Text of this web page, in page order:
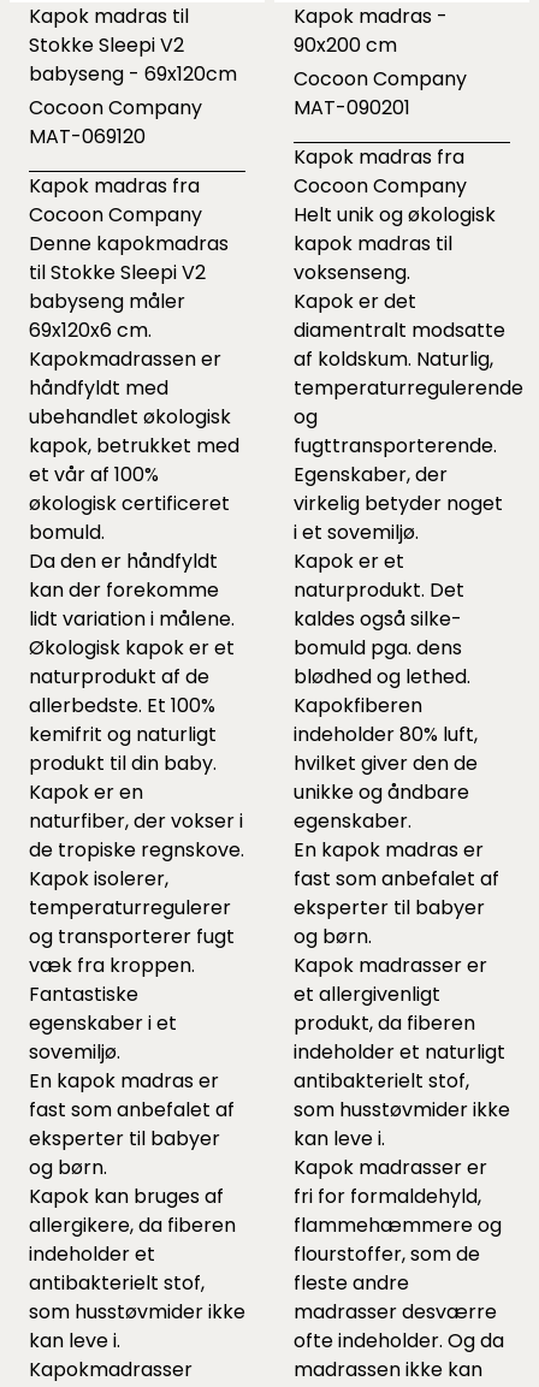
Kapok madras til
Stokke Sleepi V2
babyseng - 69x120cm
Cocoon Company
MAT-069120
Kapok madras fra
Cocoon Company
Denne kapokmadras
til Stokke Sleepi V2
babyseng måler
69x120x6 cm.
Kapokmadrassen er
håndfyldt med
ubehandlet økologisk
kapok, betrukket med
et vår af 100%
økologisk certificeret
bomuld.
Da den er håndfyldt
kan der forekomme
lidt variation i målene.
Økologisk kapok er et
naturprodukt af de
allerbedste. Et 100%
kemifrit og naturligt
produkt til din baby.
Kapok er en
naturfiber, der vokser i
de tropiske regnskove.
Kapok isolerer,
temperaturregulerer
og transporterer fugt
væk fra kroppen.
Fantastiske
egenskaber i et
sovemiljø.
En kapok madras er
fast som anbefalet af
eksperter til babyer
og børn.
Kapok kan bruges af
allergikere, da fiberen
indeholder et
antibakterielt stof,
som husstøvmider ikke
kan leve i.
Kapokmadrasser
Kapok madras -
90x200 cm
Cocoon Company
MAT-090201
Kapok madras fra
Cocoon Company
Helt unik og økologisk
kapok madras til
voksenseng.
Kapok er det
diamentralt modsatte
af koldskum. Naturlig,
temperaturregulerende
og
fugttransporterende.
Egenskaber, der
virkelig betyder noget
i et sovemiljø.
Kapok er et
naturprodukt. Det
kaldes også silke-
bomuld pga. dens
blødhed og lethed.
Kapokfiberen
indeholder 80% luft,
hvilket giver den de
unikke og åndbare
egenskaber.
En kapok madras er
fast som anbefalet af
eksperter til babyer
og børn.
Kapok madrasser er
et allergivenligt
produkt, da fiberen
indeholder et naturligt
antibakterielt stof,
som husstøvmider ikke
kan leve i.
Kapok madrasser er
fri for formaldehyld,
flammehæmmere og
flourstoffer, som de
fleste andre
madrasser desværre
ofte indeholder. Og da
madrassen ikke kan